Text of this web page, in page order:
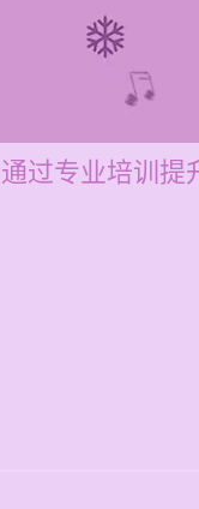
过专业培训提